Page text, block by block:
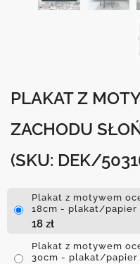
PLAKAT Z
ZACHODU
(SKU: DEK/
Plakat z motywem
18cm - plakat/papier
18 zł
Plakat z motywem
30cm - plakat/papier